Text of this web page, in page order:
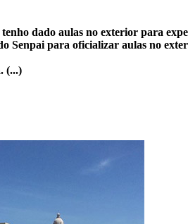
dado aulas no exterior para
para oficializar aulas no
(...)